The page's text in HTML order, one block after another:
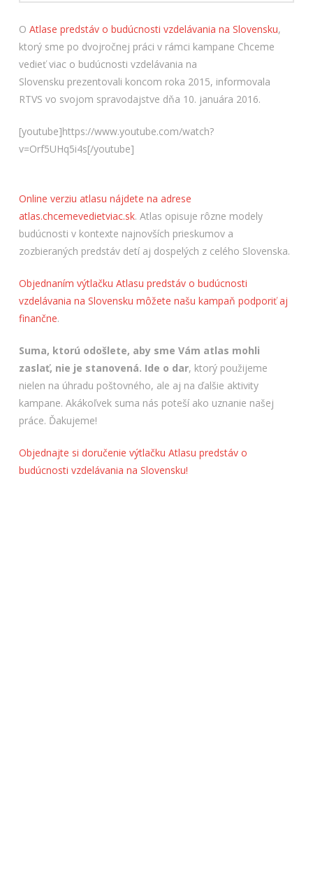
O Atlase predstáv o budúcnosti vzdelávania na Slovensku,
ktorý sme po dvojročnej práci v rámci kampane Chceme
vedieť viac o budúcnosti vzdelávania na
Slovensku prezentovali koncom roka 2015, informovala
RTVS vo svojom spravodajstve dňa 10. januára 2016.
[youtube]https://www.youtube.com/watch?
v=Orf5UHq5i4s[/youtube]
Online verziu atlasu nájdete na adrese
atlas.chcemevedietviac.sk. Atlas opisuje rôzne modely
budúcnosti v kontexte najnovších prieskumov a
zozbieraných predstáv detí aj dospelých z celého Slovenska.
Objednaním výtlačku Atlasu predstáv o budúcnosti
vzdelávania na Slovensku môžete našu kampaň podporiť aj
finančne.
Suma, ktorú odošlete, aby sme Vám atlas mohli
zaslať, nie je stanovená. Ide o dar, ktorý použijeme
nielen na úhradu poštovného, ale aj na ďalšie aktivity
kampane. Akákoľvek suma nás poteší ako uznanie našej
práce. Ďakujeme!
Objednajte si doručenie výtlačku Atlasu predstáv o
budúcnosti vzdelávania na Slovensku!